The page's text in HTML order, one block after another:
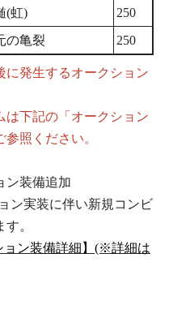
(虹)
250
の亀裂
250
発生するオークション
下記の「オークション
照ください。
ン装備追加
実装に伴い新規コンビ
。
ン装備詳細】(※詳細は